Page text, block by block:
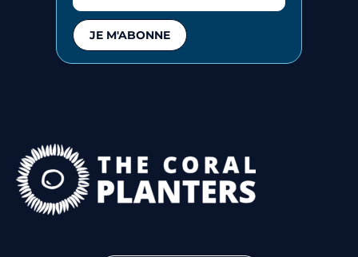
JE M'ABONNE